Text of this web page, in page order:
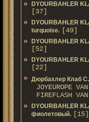
DYOURBAHLER
[37]
DYOURBAHLER
turquoise. [49]
DYOURBAHLER
[52]
DYOURBAHLER
[22]
Дюрбахлер Клаб
JOYEUROPE
FIREFLASH
DYOURBAHLER
фиолетовый. [15]